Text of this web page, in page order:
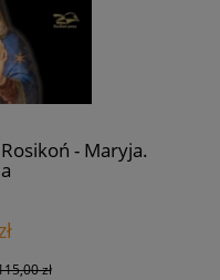
- Maryja.
zł